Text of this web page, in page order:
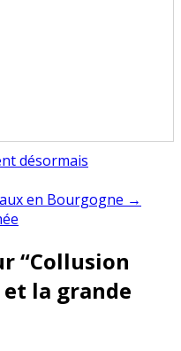
désormais
en Bourgogne →
“Collusion
la grande